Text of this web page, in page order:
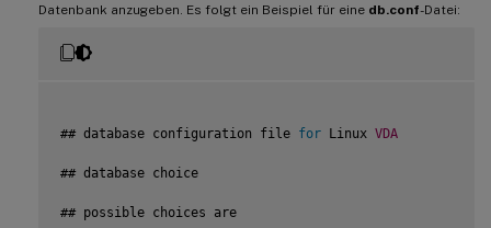
Datenbank anzugeben. Es folgt ein Beispiel für eine db.conf-Datei:
## database configuration file for Linux VDA
## database choice
## possible choices are